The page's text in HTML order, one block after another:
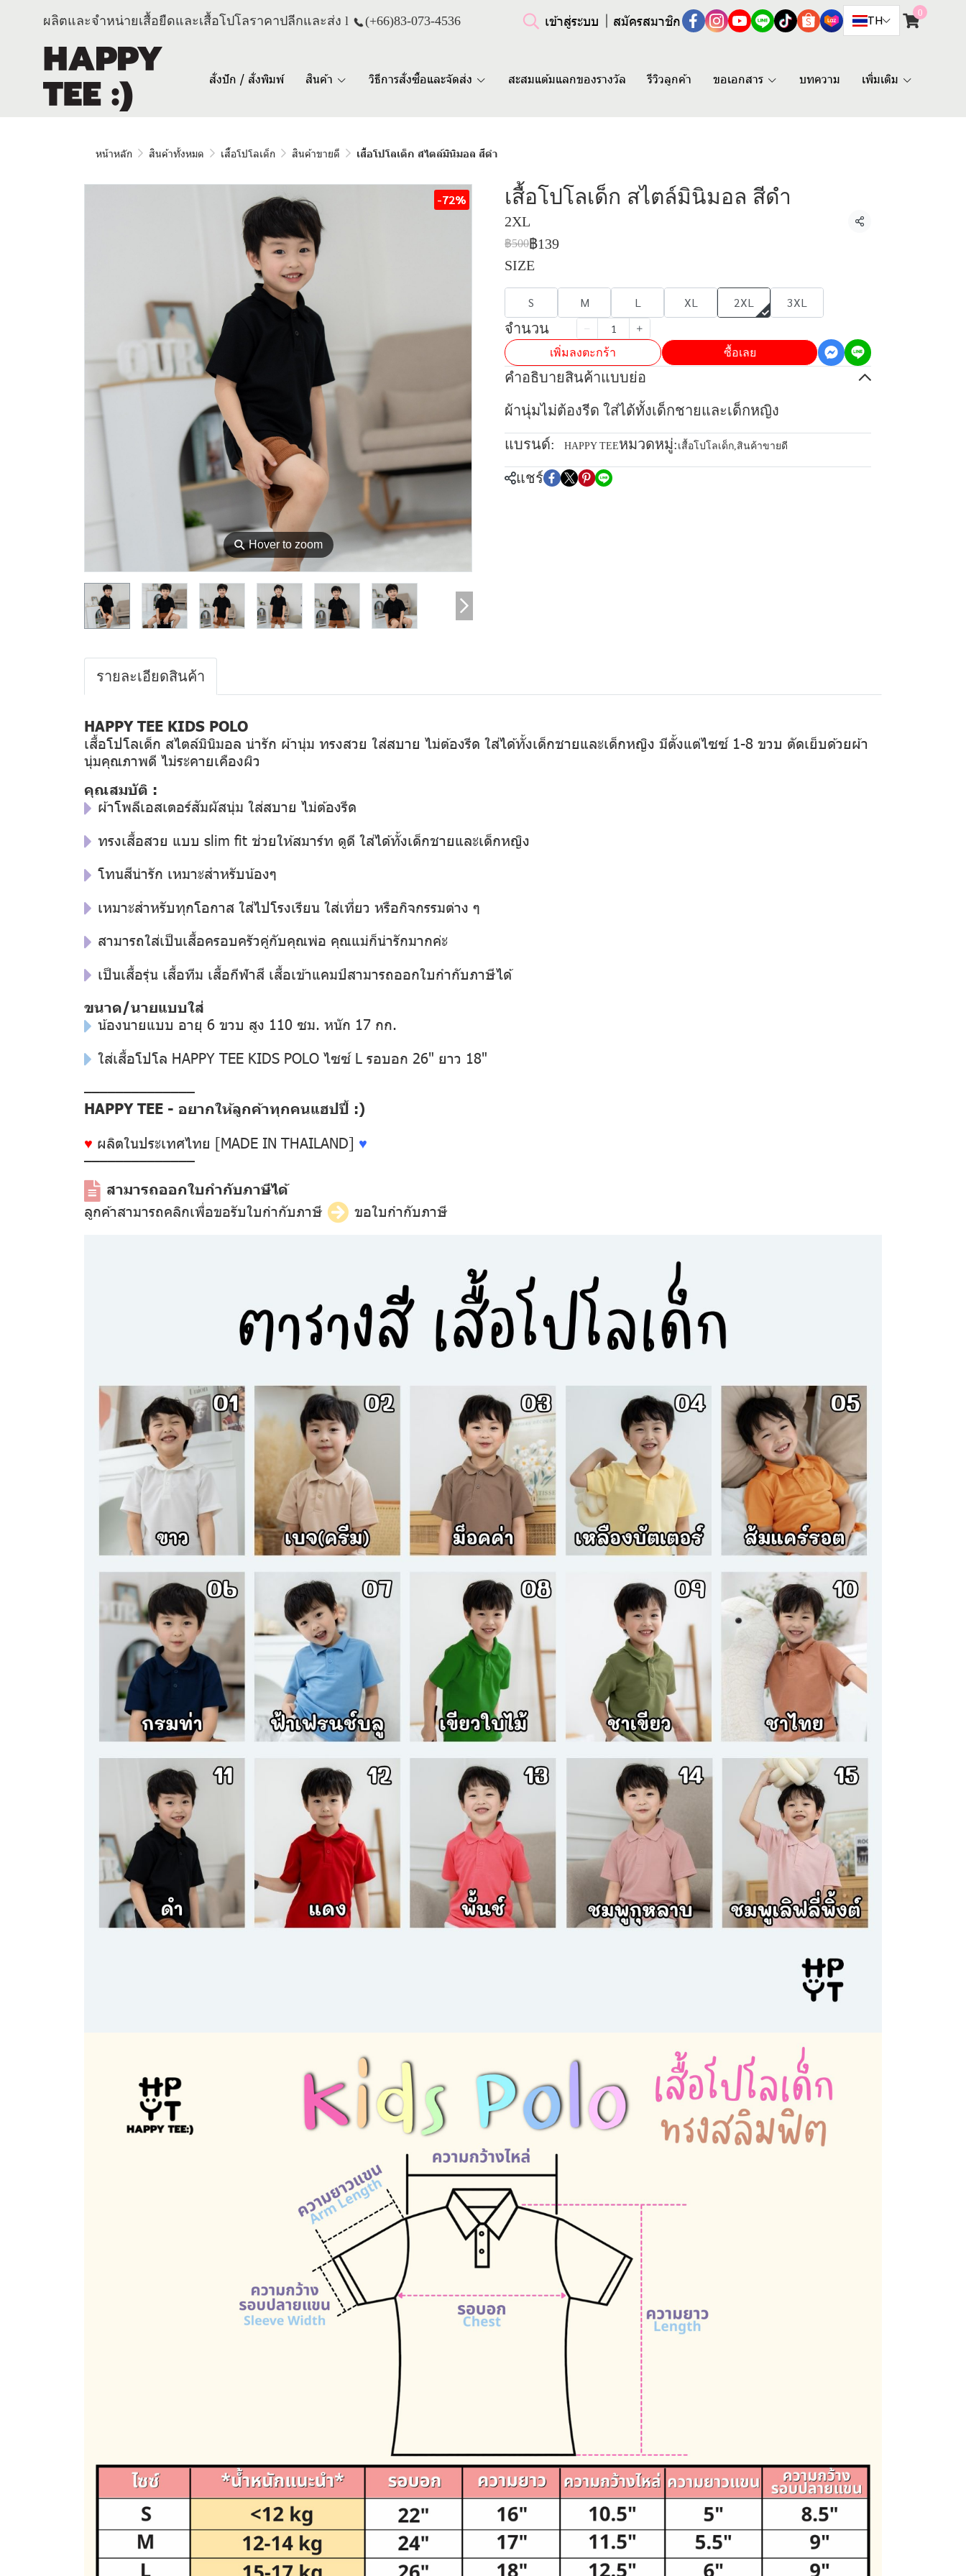
ผลิตและจำหน่ายเสื้อยืดและเสื้อโปโลราคาปลีกและส่ง l (+66)83-073-4536 เข้าสู่ระบบ สมัครสมาชิก TH
0
สั่งปัก / สั่งพิมพ์ สินค้า วิธีการสั่งซื้อและจัดส่ง สะสมแต้มแลกของรางวัล รีวิวลูกค้า ขอเอกสาร บทความ เพิ่มเติม
หน้าหลัก สินค้าทั้งหมด เสื้อโปโลเด็ก สินค้าขายดี เสื้อโปโลเด็ก สไตล์มินิมอล สีดำ
⚲Hover to zoom
-72% เสื้อโปโลเด็ก สไตล์มินิมอล สีดำ
2XL
แชร์
฿500฿139
SIZE
S M L XL 2XL 3XL
จำนวน
เพิ่มลงตะกร้า ซื้อเลย
คำอธิบายสินค้าแบบย่อ
ผ้านุ่มไม่ต้องรีด ใส่ได้ทั้งเด็กชายและเด็กหญิง
แบรนด์: HAPPY TEEหมวดหมู่: เสื้อโปโลเด็ก,สินค้าขายดี
แชร์
รายละเอียดสินค้า
HAPPY TEE KIDS POLO
เสื้อโปโลเด็ก สไตล์มินิมอล น่ารัก ผ้านุ่ม ทรงสวย ใส่สบาย ไม่ต้องรีด ใส่ได้ทั้งเด็กชายและเด็กหญิง มีตั้งแต่ไซซ์ 1-8 ขวบ ตัดเย็บด้วยผ้า
นุ่มคุณภาพดี ไม่ระคายเคืองผิว
คุณสมบัติ :
ผ้าโพลีเอสเตอร์สัมผัสนุ่ม ใส่สบาย ไม่ต้องรีด
ทรงเสื้อสวย แบบ slim fit ช่วยให้สมาร์ท ดูดี ใส่ได้ทั้งเด็กชายและเด็กหญิง
โทนสีน่ารัก เหมาะสำหรับน้องๆ
เหมาะสำหรับทุกโอกาส ใส่ไปโรงเรียน ใส่เที่ยว หรือกิจกรรมต่าง ๆ
สามารถใส่เป็นเสื้อครอบครัวคู่กับคุณพ่อ คุณแม่ก็น่ารักมากค่ะ
เป็นเสื้อรุ่น เสื้อทีม เสื้อกีฬาสี เสื้อเข้าแคมป์สามารถออกใบกำกับภาษีได้
ขนาด/นายแบบใส่
น้องนายแบบ อายุ 6 ขวบ สูง 110 ซม. หนัก 17 กก.
ใส่เสื้อโปโล HAPPY TEE KIDS POLO ไซซ์ L รอบอก 26" ยาว 18"
––––––––––––––
HAPPY TEE - อยากให้ลูกค้าทุกคนแฮปปี้ :)
♥ ผลิตในประเทศไทย [MADE IN THAILAND] ♥
––––––––––––––
สามารถออกใบกำกับภาษีได้
ลูกค้าสามารถคลิกเพื่อขอรับใบกำกับภาษี
ขอใบกำกับภาษี